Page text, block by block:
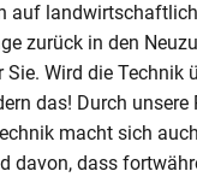
auf
zurück in den
Wird die
das! Durch
macht sich
davon, dass